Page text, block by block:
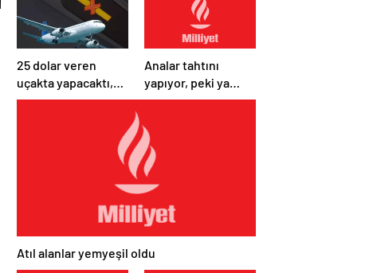
25 dolar veren
uçakta yapacaktı,
sonu fiyasko oldu!
Analar tahtını
yapıyor, peki ya
bahtını?
Atıl alanlar yemyeşil oldu